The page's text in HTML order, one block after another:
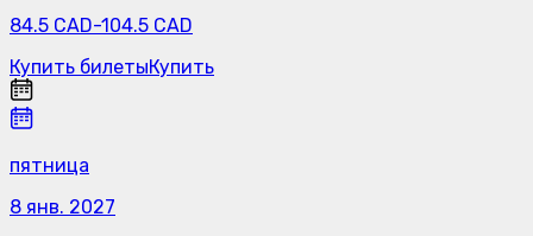
84.5 CAD-104.5 CAD
Купить билетыКупить
пятница
8 янв. 2027